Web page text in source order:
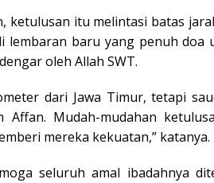
ketulusan itu melintasi batas
lembaran baru yang penuh doa
oleh Allah SWT.
dari Jawa Timur, tetapi
Mudah-mudahan
mereka kekuatan,” katanya.
seluruh amal ibadahnya